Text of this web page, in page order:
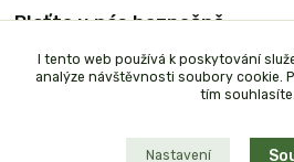
Plaťte u nás bezpečně
I tento web používá k poskytování
analýze návštěvnosti soubory cookie.
tím souhlasíte.
Nastavení